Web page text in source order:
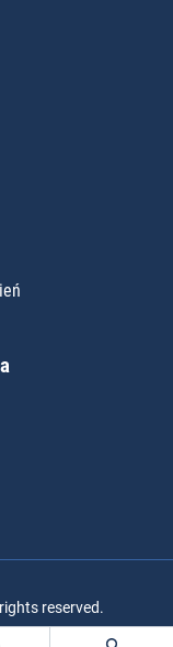
reserved.